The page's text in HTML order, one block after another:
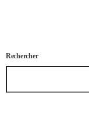
Rechercher